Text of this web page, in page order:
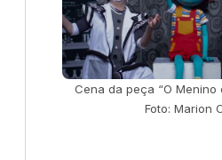
Cena da peça “O Menino
Foto: Marion